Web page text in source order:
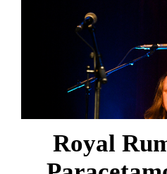
Royal